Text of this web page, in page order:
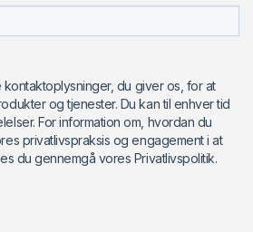
du giver os, for at
og tjenester. Du kan til enhver tid
For information om, hvordan du
privatlivspraksis og engagement i at
du gennemgå vores Privatlivspolitik.